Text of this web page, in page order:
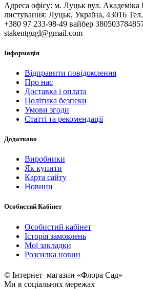
Адреса офісу: м. Луцьк вул. Академіка
листування: Луцьк, Україна, 43016
+380 97 233-98-49 вайбер
stakentgugl@gmail.com
Інформація
Відправити повідомлення
Про нас
Доставка і оплата
Політика безпеки
Умови згоди
Статті та рекомендації
Додатково
Виробники
Як купити
Карта сайту
Новини
Особистий Кабінет
Особистий кабінет
Історія замовлень
Мої закладки
Розсилка новин
© Інтернет–магазин «Флора Сад»
Ми в соціальних мережах